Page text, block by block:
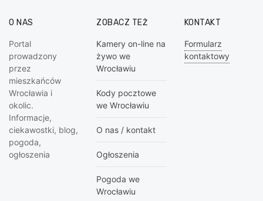
O NAS
Portal
prowadzony
przez
mieszkańców
Wrocławia i
okolic.
Informacje,
ciekawostki, blog,
pogoda,
ogłoszenia
ZOBACZ TEŻ
Kamery on-line na
żywo we
Wrocławiu
Kody pocztowe
we Wrocławiu
O nas / kontakt
Ogłoszenia
Pogoda we
Wrocławiu
KONTAKT
Formularz
kontaktowy